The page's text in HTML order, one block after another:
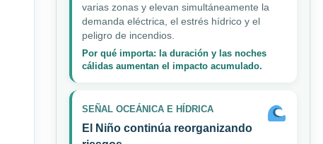
varias zonas y elevan simultáneamente la
demanda eléctrica, el estrés hídrico y el
peligro de incendios.
Por qué importa: la duración y las noches
cálidas aumentan el impacto acumulado.
SEÑAL OCEÁNICA E HÍDRICA
El Niño continúa reorganizando